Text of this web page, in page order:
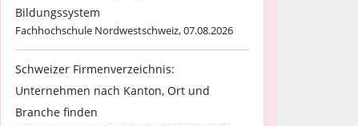
Bildungssystem
Fachhochschule Nordwestschweiz, 07.08.2026
Schweizer Firmenverzeichnis:
Unternehmen nach Kanton, Ort und
Branche finden